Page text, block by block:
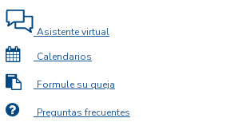
Asistente virtual
Calendarios
Formule su queja
Preguntas frecuentes